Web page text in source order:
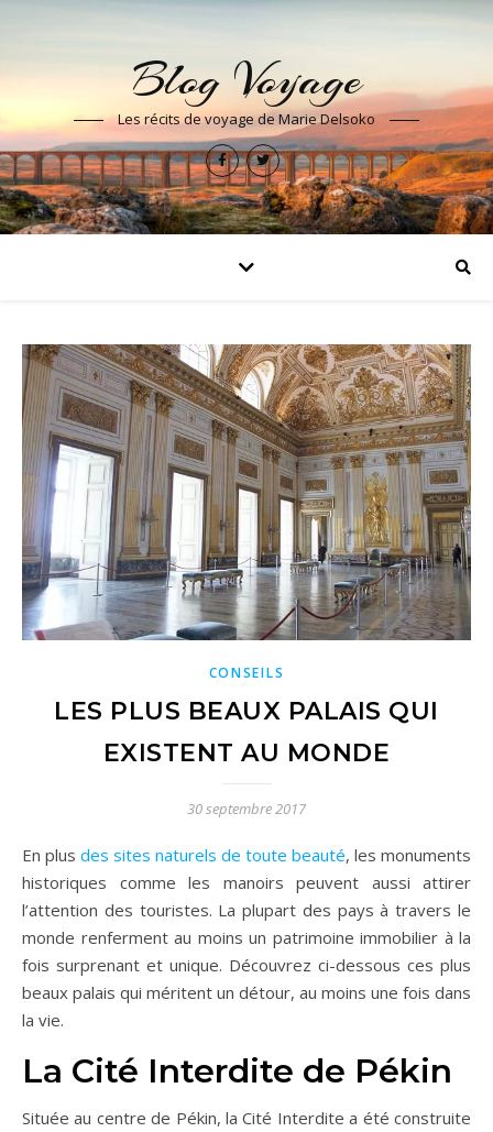
Blog Voyage
Les récits de voyage de Marie Delsoko
CONSEILS
LES PLUS BEAUX PALAIS QUI
EXISTENT AU MONDE
30 septembre 2017
En plus des sites naturels de toute beauté, les monuments
historiques comme les manoirs peuvent aussi attirer
l’attention des touristes. La plupart des pays à travers le
monde renferment au moins un patrimoine immobilier à la
fois surprenant et unique. Découvrez ci-dessous ces plus
beaux palais qui méritent un détour, au moins une fois dans
la vie.
La Cité Interdite de Pékin
Située au centre de Pékin, la Cité Interdite a été construite